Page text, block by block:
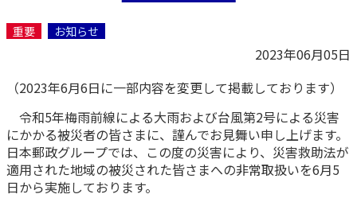
ご契約者さま
マイページログイン
入院保険金・手術保険金のご請求
保険をご検討中のお客さま
保険をご検討中のお客さま
終身保険
法人のお客さま
【まずはご相談ください】企業経営でお悩みの方はこ
ちら
お役立ち情報
かんぽ生命について
重要 お知らせ
2023年06月05日
（2023年6月6日に一部内容を変更して掲載しております）
令和5年梅雨前線による大雨および台風第2号による災害
にかかる被災者の皆さまに、謹んでお見舞い申し上げます。
日本郵政グループでは、この度の災害により、災害救助法が
適用された地域の被災された皆さまへの非常取扱いを6月5
日から実施しております。